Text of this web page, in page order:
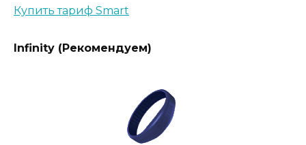
Купить тариф Smart
Infinity (Рекомендуем)